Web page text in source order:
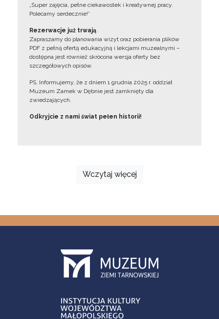
„Super zajęcia, pełne ciekawostek i kreatywnej pracy.
Polecamy serdecznie!”
Rezerwacje już trwają
Zapraszamy do planowania wizyt oraz pobierania plików
PDF z pełną ofertą edukacyjną i lekcjami muzealnymi –
dostępna jest również skrócona wersja oferty bez
szczegółowych opisów.
PS. Informujemy, że z dniem 1 grudnia 2025 r. oddział
Muzeum Zamek w Dębnie jest zamknięty dla
zwiedzających.
Odkryjcie z nami świat pełen historii!
Wczytaj więcej